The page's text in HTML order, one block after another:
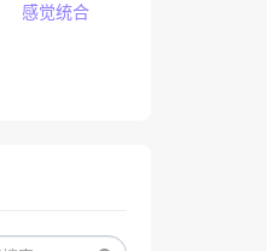
感觉统合